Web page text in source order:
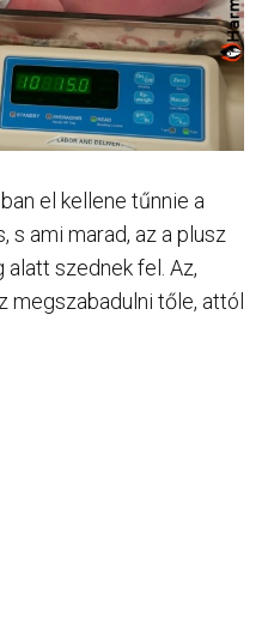
el kellene tűnnie a
s ami marad, az a plusz
alatt szednek fel. Az,
megszabadulni tőle, attól